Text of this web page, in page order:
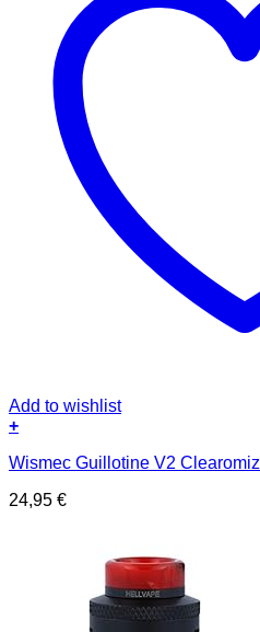
Add to wishlist
+
Wismec Guillotine V2
24,95 €